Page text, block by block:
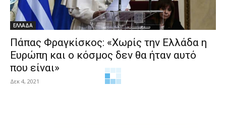
ΕΛΛΑΔΑ
Πάπας Φραγκίσκος: «Χωρίς την Ελλάδα η
Ευρώπη και ο κόσμος δεν θα ήταν αυτό
που είναι»
Δεκ 4, 2021